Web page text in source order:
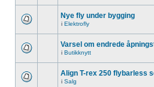
Nye fly under bygging
i Elektrofly
Varsel om endrede
i Butikknytt
Align T-rex 250 flybarless
i Salg